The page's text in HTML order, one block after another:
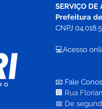
população de
SERVIÇO DE
Prefeitura
CNPJ
💻Acesso
📧 Fale
🏢 Rua
📅 De